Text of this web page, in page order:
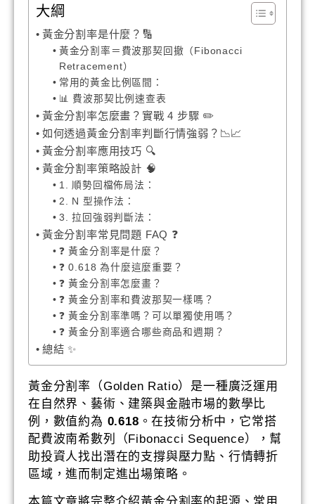
大綱
黃金分割率是什麼？🔢
黃金分割率＝費波那契回撤（Fibonacci
Retracement）
常用的黃金比例區間：
📊 費波那契比例速查表
黃金分割率怎麼畫？實戰 4 步驟 ✏️
如何透過黃金分割率判斷行情強弱？📉📈
黃金分割率應用技巧 🔍
黃金分割率策略設計 🧠
1. 順勢回檔佈局法：
2. N 型操作法：
3. 拉回強弱判斷法：
黃金分割率常見問題 FAQ ❓
❓ 黃金分割率是什麼？
❓ 0.618 為什麼這麼重要？
❓ 黃金分割率怎麼畫？
❓ 黃金分割率和費波那契一樣嗎？
❓ 黃金分割率準嗎？可以單獨使用嗎？
❓ 黃金分割率適合哪些商品和週期？
總結 ✨
黃金分割率（Golden Ratio）是一種廣泛運用
在自然界、藝術、建築與金融市場的數學比
例，數值約為 0.618 。在技術分析中，它常搭
配費波南希數列（Fibonacci Sequence），幫
助投資人找出潛在的支撐與壓力點、行情轉折
區域，進而制定進出場策略。